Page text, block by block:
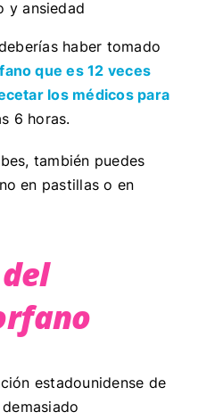
y ansiedad
haber tomado
que es 12 veces
los médicos para
6 horas.
también puedes
en pastillas o en
estadounidense de